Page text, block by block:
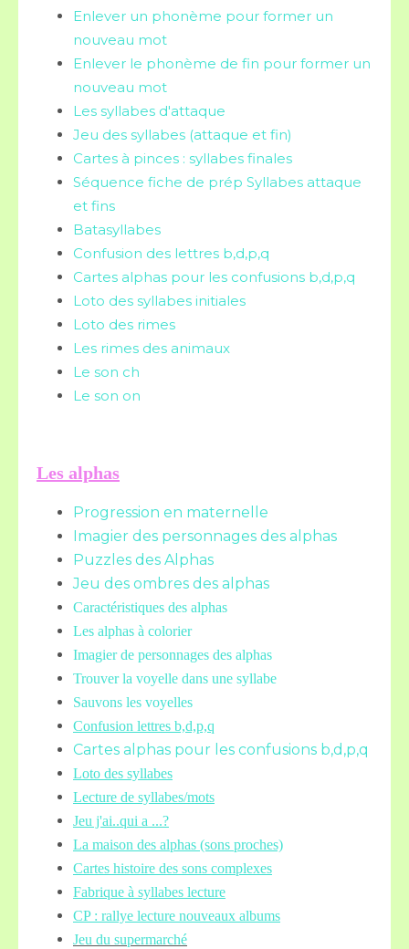
Enlever un phonème pour former un
nouveau mot
Enlever le phonème de fin pour former un
nouveau mot
Les syllabes d'attaque
Jeu des syllabes (attaque et fin)
Cartes à pinces : syllabes finales
Séquence fiche de prép Syllabes attaque
et fins
Batasyllabes
Confusion des lettres b,d,p,q
Cartes alphas pour les confusions b,d,p,q
Loto des syllabes initiales
Loto des rimes
Les rimes des animaux
Le son ch
Le son on
Les alphas
Progression en maternelle
Imagier des personnages des alphas
Puzzles des Alphas
Jeu des ombres des alphas
Caractéristiques des alphas
Les alphas à colorier
Imagier de personnages des alphas
Trouver la voyelle dans une syllabe
Sauvons les voyelles
Confusion lettres b,d,p,q
Cartes alphas pour les confusions b,d,p,q
Loto des syllabes
Lecture de syllabes/mots
Jeu j'ai..qui a ...?
La maison des alphas (sons proches)
Cartes histoire des sons complexes
Fabrique à syllabes lecture
CP : rallye lecture nouveaux albums
Jeu du supermarché